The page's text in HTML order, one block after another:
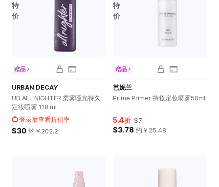
特
价
URBAN DECAY
UD ALL NIGHTER 柔雾哑光持久
定妆喷雾 118 ml
登录后查看折扣率
$30 约￥ 202.2
赠品
特
价
芭妮兰
Prime Primer 持妆定妆喷雾50ml
5.4折 $7
$3.78 约￥ 25.48
赠品